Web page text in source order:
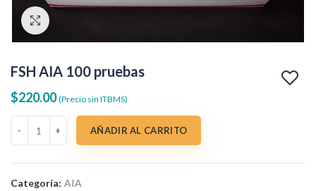
FSH AIA 100 pruebas
$220.00 (Precio sin ITBMS)
FSH AIA 100 pruebas cantidad
AÑADIR AL CARRITO
Categoría: AIA